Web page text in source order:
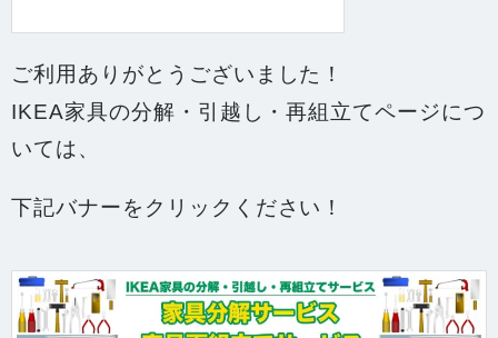
ご利用ありがとうございました！
IKEA家具の分解・引越し・再組立てページにつ
いては、
下記バナーをクリックください！